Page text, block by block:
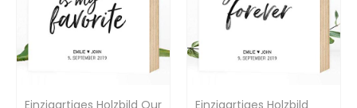
Einzigartiges Holzbild Our
Einzigartiges Holzbild